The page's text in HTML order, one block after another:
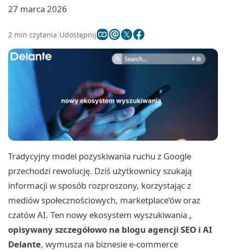
27 marca 2026
2 min czytania Udostępnij
Tradycyjny model pozyskiwania ruchu z Google
przechodzi rewolucję. Dziś użytkownicy szukają
informacji w sposób rozproszony, korzystając z
mediów społecznościowych, marketplace’ów oraz
czatów AI. Ten nowy ekosystem wyszukiwania ,
opisywany szczegółowo na blogu agencji SEO i AI
Delante, wymusza na biznesie e-commerce